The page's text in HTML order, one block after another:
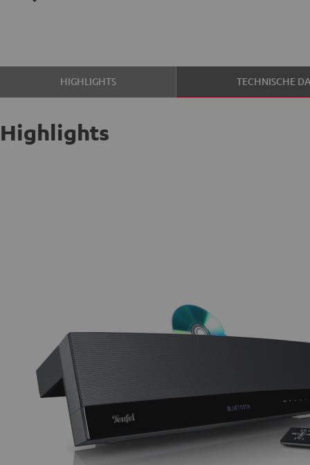
HIGHLIGHTS TECHNISCHE
Highlights